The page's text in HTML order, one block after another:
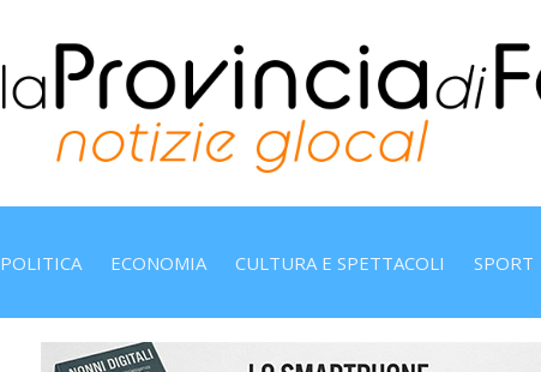
POLITICA ECONOMIA CULTURA E SPETTACOLI SPORT